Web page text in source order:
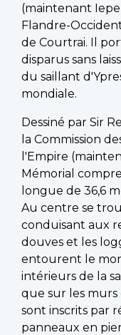
(maintenant
Flandre-
de Courtrai. Il
disparus sans
du saillant
mondiale.
Dessiné par Sir
la Commission
l'Empire
Mémorial
longue de 36,6
Au centre se
conduisant aux
douves et les
entourent le
intérieurs de la
que sur les murs
sont inscrits par
panneaux en